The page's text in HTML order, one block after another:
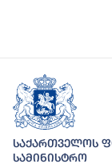
საქართველოს
სამინისტრო